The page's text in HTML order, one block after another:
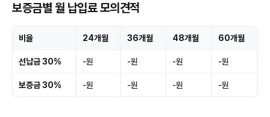
보증금별 월 납입료 모의견적
비율 24개월 36개월 48개월 60개월
선납금 30% -원 -원 -원 -원
보증금 30% -원 -원 -원 -원